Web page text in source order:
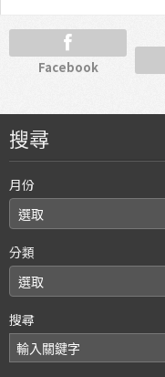
Facebook
搜尋
月份
分類
搜尋